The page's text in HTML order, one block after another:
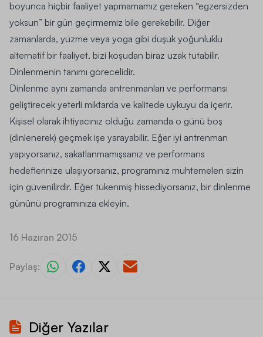
boyunca hiçbir faaliyet yapmamamız gereken “egzersizden
yoksun” bir gün geçirmemiz bile gerekebilir. Diğer
zamanlarda, yüzme veya yoga gibi düşük yoğunluklu
alternatif bir faaliyet, bizi koşudan biraz uzak tutabilir.
Dinlenmenin tanımı görecelidir.
Dinlenme aynı zamanda antrenmanları ve performansı
geliştirecek yeterli miktarda ve kalitede uykuyu da içerir.
Kişisel olarak ihtiyacınız olduğu zamanda o günü boş
(dinlenerek) geçmek işe yarayabilir. Eğer iyi antrenman
yapıyorsanız, sakatlanmamışsanız ve performans
hedeflerinize ulaşıyorsanız, programınız muhtemelen sizin
için güvenilirdir. Eğer tükenmiş hissediyorsanız, bir dinlenme
gününü programınıza ekleyin.
16 Haziran 2015
Paylaş:
Diğer Yazılar